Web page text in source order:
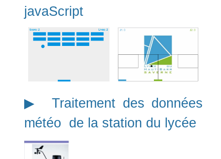
javaScript
▶︎ Traitement des données
météo de la station du lycée